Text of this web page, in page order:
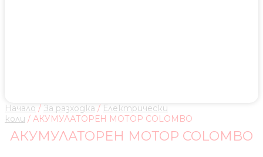
Начало / За разходка / Електрически
коли / АКУМУЛАТОРЕН МОТОР COLOMBO
АКУМУЛАТОРЕН МОТОР COLOMBO